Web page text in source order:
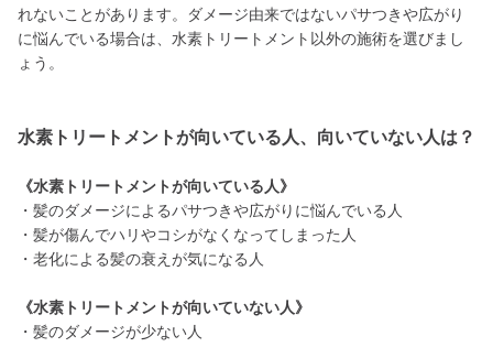
れないことがあります。ダメージ由来ではないパサつきや広がり
に悩んでいる場合は、水素トリートメント以外の施術を選びまし
ょう。
水素トリートメントが向いている人、向いていない人は？
《水素トリートメントが向いている人》
・髪のダメージによるパサつきや広がりに悩んでいる人
・髪が傷んでハリやコシがなくなってしまった人
・老化による髪の衰えが気になる人
《水素トリートメントが向いていない人》
・髪のダメージが少ない人